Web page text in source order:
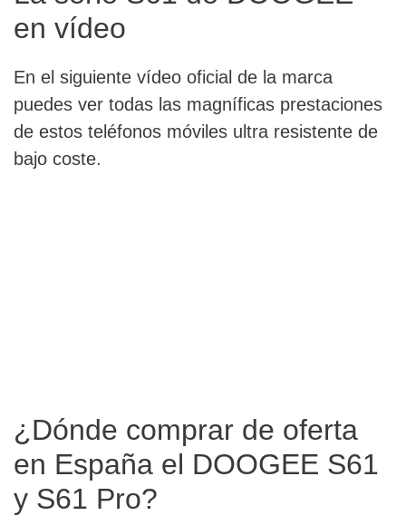
en vídeo
En el siguiente vídeo oficial de la marca
puedes ver todas las magníficas prestaciones
de estos teléfonos móviles ultra resistente de
bajo coste.
¿Dónde comprar de oferta
en España el DOOGEE S61
y S61 Pro?